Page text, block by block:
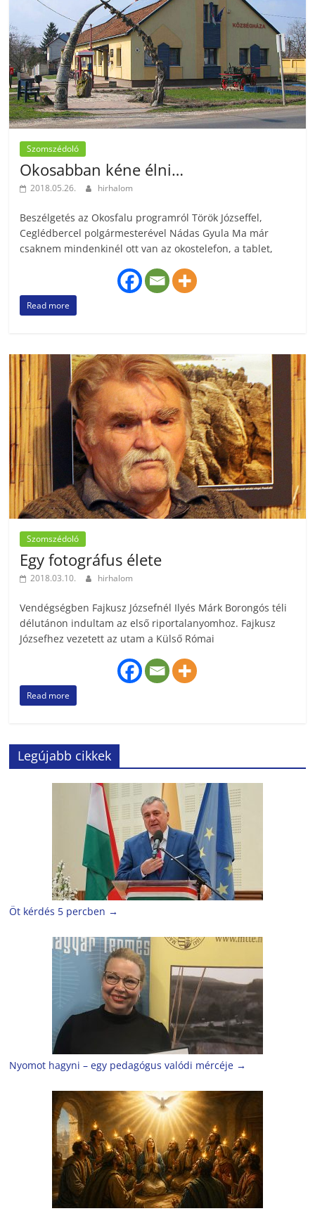
Szomszédoló
Okosabban kéne élni…
2018.05.26. hirhalom
Beszélgetés az Okosfalu programról Török Józseffel,
Ceglédbercel polgármesterével Nádas Gyula Ma már
csaknem mindenkinél ott van az okostelefon, a tablet,
Read more
Szomszédoló
Egy fotográfus élete
2018.03.10. hirhalom
Vendégségben Fajkusz Józsefnél Ilyés Márk Borongós téli
délutánon indultam az első riportalanyomhoz. Fajkusz
Józsefhez vezetett az utam a Külső Római
Read more
Legújabb cikkek
Öt kérdés 5 percben →
Nyomot hagyni – egy pedagógus valódi mércéje →